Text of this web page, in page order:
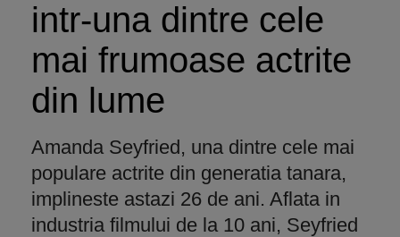
intr-una dintre cele
mai frumoase actrite
din lume
Amanda Seyfried, una dintre cele mai
populare actrite din generatia tanara,
implineste astazi 26 de ani. Aflata in
industria filmului de la 10 ani, Seyfried